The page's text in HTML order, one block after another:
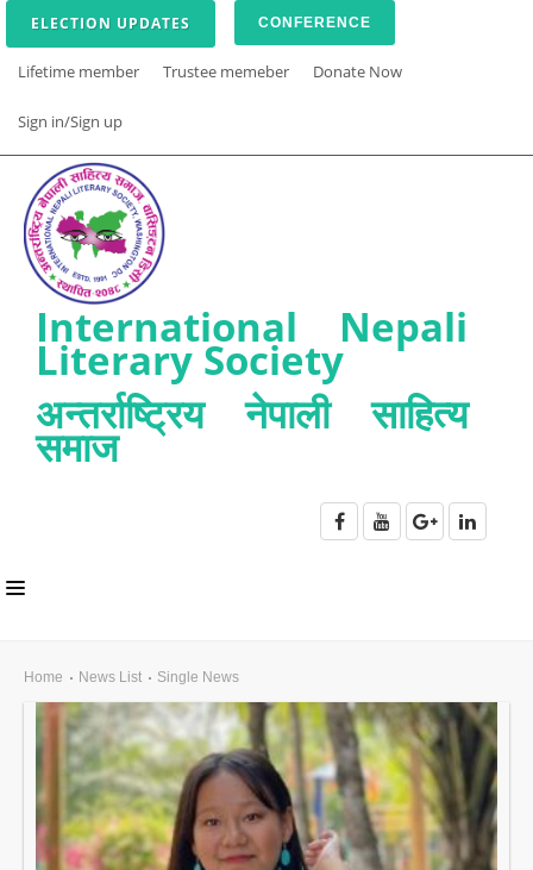
ELECTION UPDATES CONFERENCE
Lifetime member Trustee memeber Donate Now
Sign in/Sign up
International Nepali
Literary Society
अन्तर्राष्ट्रिय नेपाली साहित्य
समाज
ABOUT US
INLS CHAPTER
MEMBERS
EVENTS
Home News List Single News